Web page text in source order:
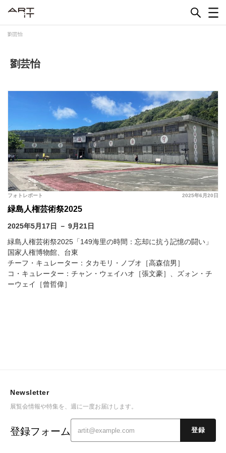
劉芸怡
劉芸怡
2025年6月20日
フォトレポート
緑島人権芸術祭2025
2025年5月17日 － 9月21日
緑島人権芸術祭2025「149海里の時間：忘却に抗う記憶の闘い」
国家人権博物館、台東
チーフ・キュレーター：タカモリ・ノブオ［高森信男］
コ・キュレーター：チャン・ウェイハオ［張文豪］、ズォン・チ
ーウェイ［曾哲偉］
Newsletter
展覧会情報や特集を、週に一度お届けします。
登録フォーム 登録